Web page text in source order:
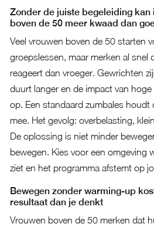
Zonder de juiste begeleiding kan
boven de 50 meer kwaad dan
Veel vrouwen boven de 50 starten
groepslessen, maar merken al snel
reageert dan vroeger. Gewrichten
duurt langer en de impact van
op. Een standaard zumbales houdt
mee. Het gevolg: overbelasting,
De oplossing is niet minder
bewegen. Kies voor een omgeving
ziet en het programma afstemt op
Bewegen zonder warming-up
resultaat dan je denkt
Vrouwen boven de 50 merken dat